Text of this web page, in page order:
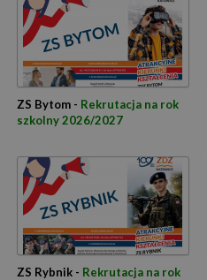
ZS Bytom - Rekrutacja na rok
szkolny 2026/2027
ZS Rybnik - Rekrutacja na rok